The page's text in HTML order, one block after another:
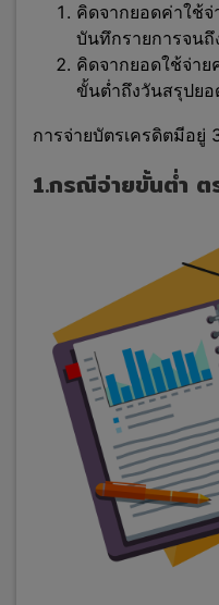
คิดจากยอดค่าใช้
บันทึกรายการจนถึ
คิดจากยอดใช้จ่า
ขั้นต่ำถึงวันสรุปยอ
การจ่ายบัตรเครดิตมีอยู่
1.กรณีจ่ายขั้นต่ำ ต